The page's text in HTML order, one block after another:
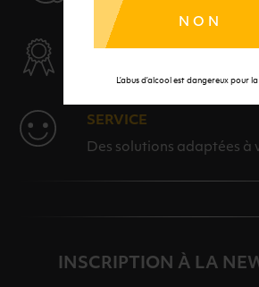
NON
L’abus d’alcool est dangereux pour
SÉLECTION & QUALITÉ
SERVICE
Des solutions adaptées à
INSCRIPTION À LA